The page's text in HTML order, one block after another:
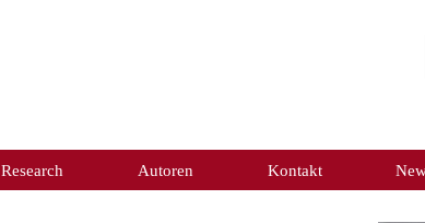
Research Autoren Kontakt